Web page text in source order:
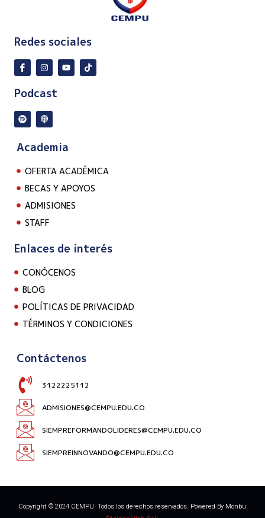
Redes sociales
Podcast
Academia
OFERTA ACADÉMICA
BECAS Y APOYOS
ADMISIONES
STAFF
Enlaces de interés
CONÓCENOS
BLOG
POLÍTICAS DE PRIVACIDAD
TÉRMINOS Y CONDICIONES
Contáctenos
3122225112
ADMISIONES@CEMPU.EDU.CO
SIEMPREFORMANDOLIDERES@CEMPU.EDU.CO
SIEMPREINNOVANDO@CEMPU.EDU.CO
Copyright © 2024 CEMPU. Todos los derechos reservados. Powered By Monbu: